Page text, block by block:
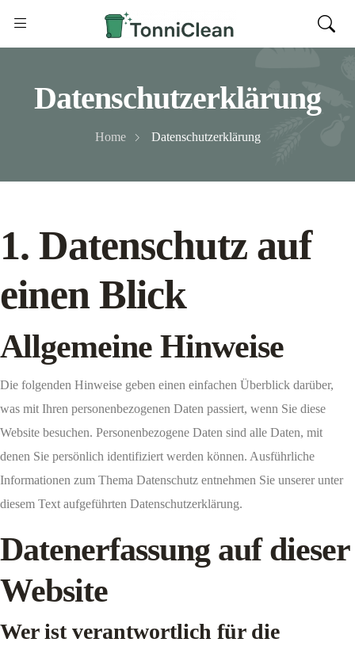
Datenschutzerklärung
Home Datenschutzerklärung
1. Datenschutz auf
einen Blick
Allgemeine Hinweise
Die folgenden Hinweise geben einen einfachen Überblick darüber,
was mit Ihren personenbezogenen Daten passiert, wenn Sie diese
Website besuchen. Personenbezogene Daten sind alle Daten, mit
denen Sie persönlich identifiziert werden können. Ausführliche
Informationen zum Thema Datenschutz entnehmen Sie unserer unter
diesem Text aufgeführten Datenschutzerklärung.
Datenerfassung auf dieser
Website
Wer ist verantwortlich für die